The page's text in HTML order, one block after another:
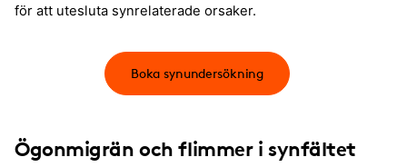
för att utesluta synrelaterade orsaker.
Boka synundersökning
Ögonmigrän och flimmer i synfältet